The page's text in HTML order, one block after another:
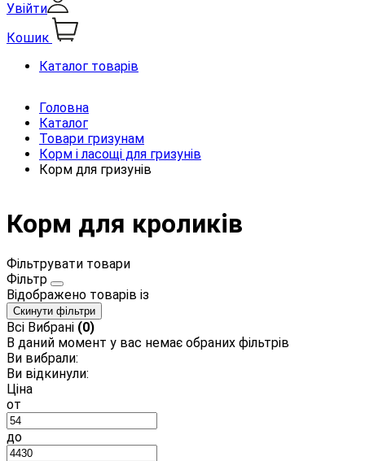
Увійти
Кошик
Каталог товарів
Головна
Каталог
Товари гризунам
Корм і ласощі для гризунів
Корм для гризунів
Корм для кроликів
Фільтрувати товари
Фільтр
Відображено товарів із
Скинути фільтри
Всі Вибрані (0)
В даний момент у вас немає обраних фільтрів
Ви вибрали:
Ви відкинули:
Ціна
от
до